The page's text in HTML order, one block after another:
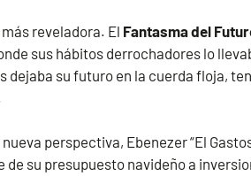
reveladora. El Fantasma del
sus hábitos derrochadores lo
dejaba su futuro en la cuerda floja,
perspectiva, Ebenezer “El
de su presupuesto navideño a